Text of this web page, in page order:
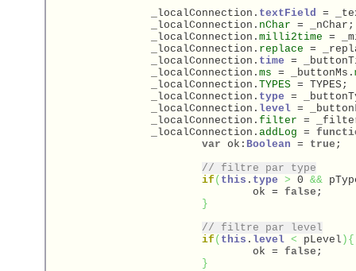
		_localConnection.
textField =
		_localConnection.
nChar = _nChar;
		_localConnection.
milli2time =
		_localConnection.
replace =
		_localConnection.
time =
		_localConnection.
ms = _buttonMs.
		_localConnection.
TYPES = TYPES;
		_localConnection.
type =
		_localConnection.
level =
		_localConnection.
filter =
		_localConnection.
addLog =
var ok: Boolean = true ;
// filtre par type
if ( this . type > 0 &&
				ok =
false ;
}
// filtre par level
if ( this . level < pLevel ) {
				ok =
false ;
}